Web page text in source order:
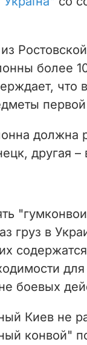
d
e
o
более
что
должна
другая –
груз в
боевых
Киев не
конвой"